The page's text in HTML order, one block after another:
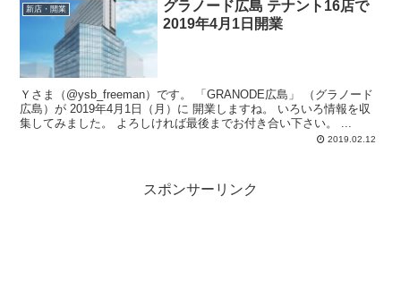
新店・開業
グラノード広島 テナント16店で
2019年4月1日開業
Ｙさま（@ysb_freeman）です。 「GRANODE広島」 （グラノード
広島）が 2019年4月1日（月）に 開業しますね。 いろいろ情報を収
2019.02.12
スポンサーリンク